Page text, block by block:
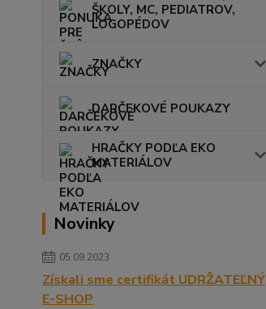
ŠKOLY, MC, PEDIATROV,
LOGOPÉDOV
ZNAČKY
DARČEKOVÉ POUKAZY
HRAČKY PODĽA EKO
MATERIÁLOV
Novinky
05.09.2023
Získali sme certifikát UDRŽATEĽNÝ
E-SHOP